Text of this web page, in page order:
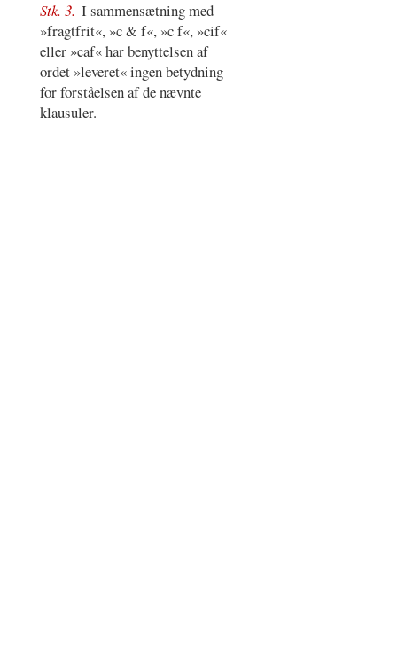
Stk. 3. I sammensætning med
»fragtfrit«, »c & f«, »c f«, »cif«
eller »caf« har benyttelsen af
ordet »leveret« ingen betydning
for forståelsen af de nævnte
klausuler.